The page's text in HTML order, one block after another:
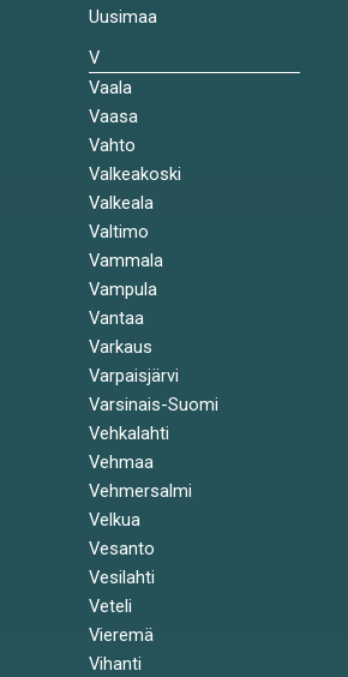
Uusimaa
V
Vaala
Vaasa
Vahto
Valkeakoski
Valkeala
Valtimo
Vammala
Vampula
Vantaa
Varkaus
Varpaisjärvi
Varsinais-Suomi
Vehkalahti
Vehmaa
Vehmersalmi
Velkua
Vesanto
Vesilahti
Veteli
Vieremä
Vihanti